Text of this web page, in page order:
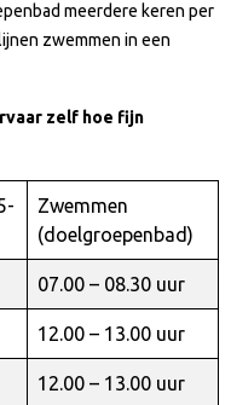
meerdere keren per
zwemmen in een
zelf hoe fijn
Zwemmen
(doelgroepenbad)
07.00 – 08.30 uur
12.00 – 13.00 uur
12.00 – 13.00 uur